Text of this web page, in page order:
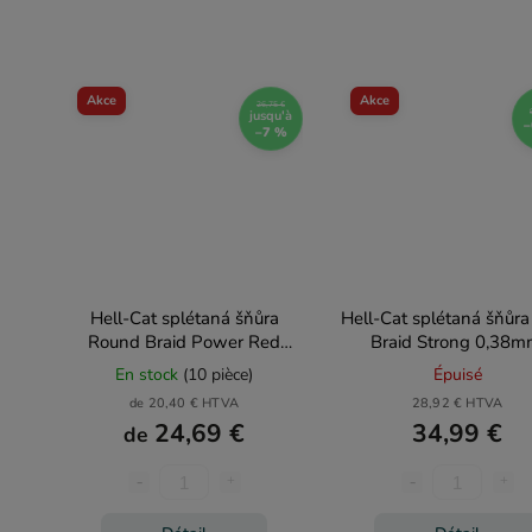
Akce 26,75 €
jusqu'à
–7 %
Hell-Cat splétaná šňůra
Round Braid Power Red
200m
En stock (10 pièce)
de 20,40 € HTVA
de 24,69 €
Akce
Hell-Cat splétaná
Braid Strong
22,7kg, 1000m
Épuisé
28,92 € HTVA
34,99 €